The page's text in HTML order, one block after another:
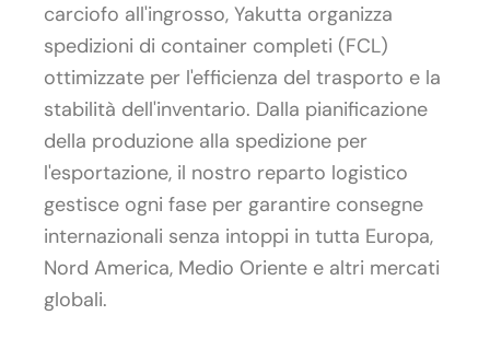
carciofo all'ingrosso, Yakutta organizza
spedizioni di container completi (FCL)
ottimizzate per l'efficienza del trasporto e la
stabilità dell'inventario. Dalla pianificazione
della produzione alla spedizione per
l'esportazione, il nostro reparto logistico
gestisce ogni fase per garantire consegne
internazionali senza intoppi in tutta Europa,
Nord America, Medio Oriente e altri mercati
globali.